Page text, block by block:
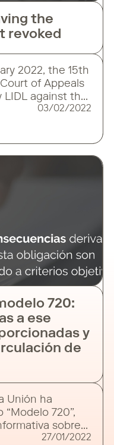
the
revoked
2022, the 15th
of Appeals
LIDL against the
Commercial
had
03/02/2022
720:
a ese
y
de
Unión ha
720”,
sobre
en el
27/01/2022